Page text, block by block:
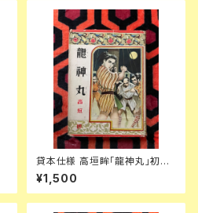
貸本仕様 高垣眸「龍神丸」初版
挿絵:伊藤幾久造 ポプラ社 少年
倶楽部
¥1,500